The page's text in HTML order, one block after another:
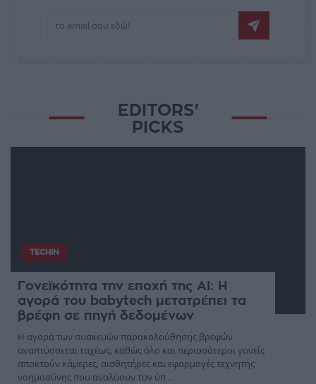
EDITORS'
PICKS
TECHIN
Γονεϊκότητα την εποχή της AI: Η
αγορά του babytech μετατρέπει τα
βρέφη σε πηγή δεδομένων
Η αγορά των συσκευών παρακολούθησης βρεφών
αναπτύσσεται ταχέως, καθώς όλο και περισσότεροι γονείς
αποκτούν κάμερες, αισθητήρες και εφαρμογές τεχνητής
νοημοσύνης που αναλύουν τον ύπ ...